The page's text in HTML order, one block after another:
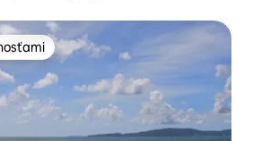
hosťami